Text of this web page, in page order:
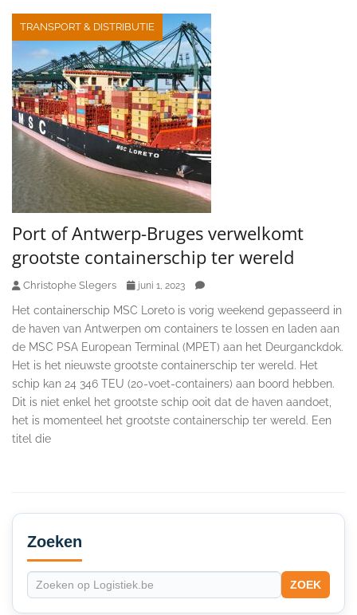
TRANSPORT & DISTRIBUTIE
Port of Antwerp-Bruges verwelkomt
grootste containerschip ter wereld
Christophe Slegers juni 1, 2023
Het containerschip MSC Loreto is vorig weekend gepasseerd in
de haven van Antwerpen om containers te lossen en laden aan
de MSC PSA European Terminal (MPET) aan het Deurganckdok.
Het is het nieuwste grootste containerschip ter wereld. Het
schip kan 24 346 TEU (20-voet-containers) aan boord hebben.
Dit is niet enkel het grootste schip ooit dat de haven aandoet,
het is momenteel het grootste containerschip ter wereld. Een
titel die
Secondary
Sidebar
Zoeken
ZOEK